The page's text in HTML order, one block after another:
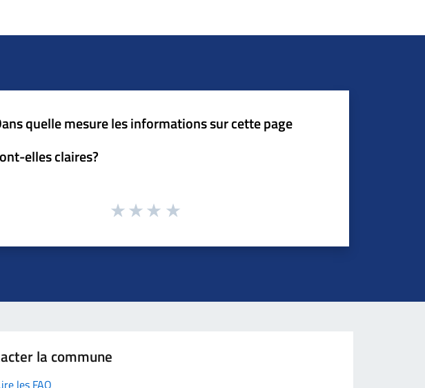
quelle mesure les informations sur cette page
elles claires?
la commune
les FAQ